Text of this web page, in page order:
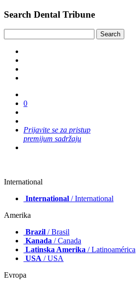
Search Dental Tribune
0
Prijavite se za pristup
premijum sadržaju
International
International / International
Amerika
Brazil / Brasil
Kanada / Canada
Latinska Amerika / Latinoamérica
USA / USA
Evropa